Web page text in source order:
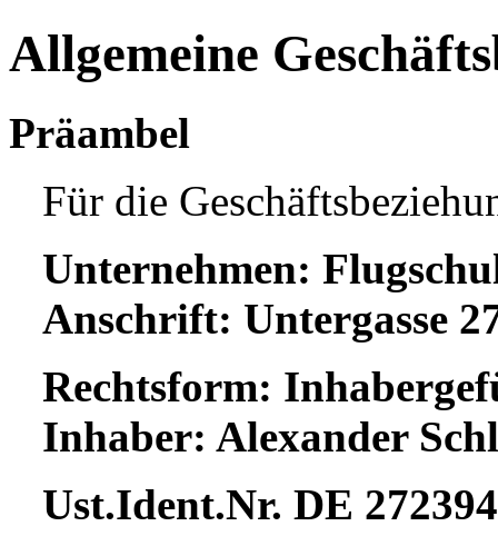
Allgemeine
Präambel
Für die
Unternehmen:
Anschrift: Untergasse
Rechtsform:
Inhaber: Alexander
Ust.Ident.Nr. DE